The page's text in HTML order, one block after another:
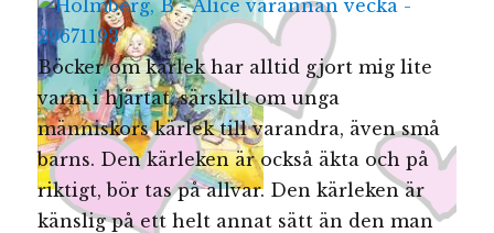
Böcker om kärlek har alltid gjort mig lite
varm i hjärtat, särskilt om unga
människors kärlek till varandra, även små
barns. Den kärleken är också äkta och på
riktigt, bör tas på allvar. Den kärleken är
känslig på ett helt annat sätt än den man